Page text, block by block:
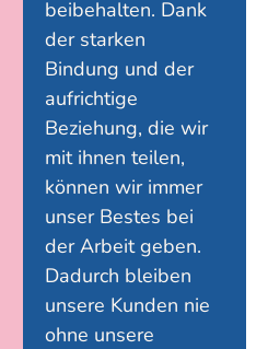
beibehalten. Dank
der starken
Bindung und der
aufrichtige
Beziehung, die wir
mit ihnen teilen,
können wir immer
unser Bestes bei
der Arbeit geben.
Dadurch bleiben
unsere Kunden nie
ohne unsere